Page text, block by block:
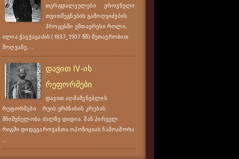
თერგდალეულები ეროვნული
თვითშეგნების გამოღვიძების
პროცესში უმთავრესი როლი,
ილია ჭავჭავაძის (1837_1907 წწ) მეთაურობით
მოღვაწე, ...
დავით IV-ის
რეფორმები
დავით აღმაშენებლის
რეფორმები რუის-ურბნისის კრების
მნიშვნელობა ძალზე დიდია. მან პირველ
რიგში დიდგვაროვანთა ოპოზიციას ჩამოაშორა